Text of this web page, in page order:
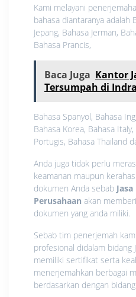
Kami melayani
bahasa diantaranya adalah
Jepang, Bahasa Jerman,
Bahasa Prancis,
Baca Juga Kantor
Tersumpah di
Bahasa Spanyol, Bahasa
Bahasa Korea, Bahasa
Portugis, Bahasa Thailand
Anda juga tidak perlu
keamanan maupun
dokumen Anda sebab
Perusahaan akan
dokumen yang anda miliki.
Sebab tim penerjemah
profesional didalam bidang
memiliki sertifikat serta
menerjemahkan berbagai
berdasarkan dengan